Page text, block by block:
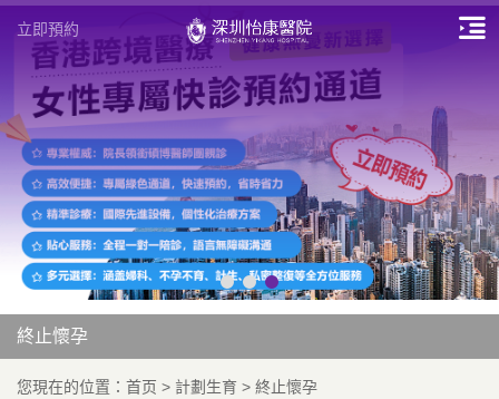
立即預約
終止懷孕
您現在的位置： 首页 > 計劃生育 > 終止懷孕